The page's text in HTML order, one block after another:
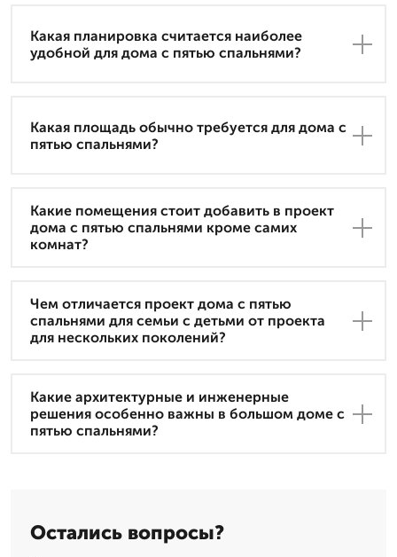
Какая планировка считается наиболее
удобной для дома с пятью спальнями?
Какая площадь обычно требуется для дома с
пятью спальнями?
Какие помещения стоит добавить в проект
дома с пятью спальнями кроме самих
комнат?
Чем отличается проект дома с пятью
спальнями для семьи с детьми от проекта
для нескольких поколений?
Какие архитектурные и инженерные
решения особенно важны в большом доме с
пятью спальнями?
Остались вопросы?